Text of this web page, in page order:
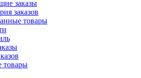
заказы
заказов
товары
товары